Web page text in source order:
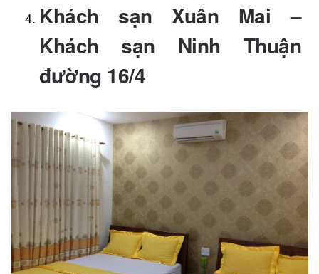
Khách sạn Xuân Mai –
Khách sạn Ninh Thuận
đường 16/4